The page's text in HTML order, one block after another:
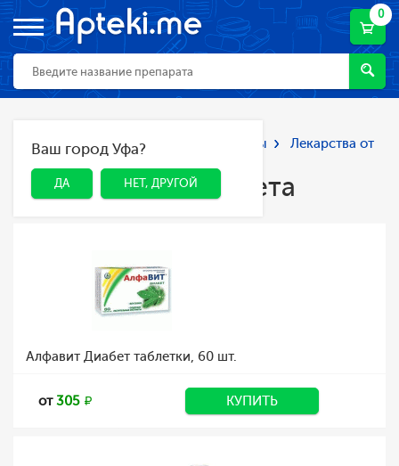
0
ДА НЕТ, ДРУГОЙ
Ваш город Уфа?
ДА НЕТ, ДРУГОЙ
Главная Каталог Лекарства и БАДы
Лекарства от
диабета
Лекарства от диабета
Алфавит Диабет таблетки, 60 шт.
от305 КУПИТЬ